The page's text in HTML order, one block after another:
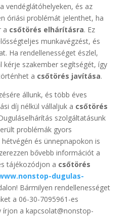
vendéglátóhelyeken, és az
óriási problémát jelenthet, ha
a csőtörés elhárításra. Ez
munkavégzést, és
Ha rendellenességet észlel,
szakember segítségét, így
a csőtörés javítása.
állunk, és több éves
díj nélkül vállaljuk a csőtörés
szolgáltatásunk
problémák gyors
és ünnepnapokon is
bővebb információt a
tájékozódjon a csőtörés
dugulas-
Bármilyen rendellenességet
a 06-30-7095961-es
a kapcsolat@nonstop-